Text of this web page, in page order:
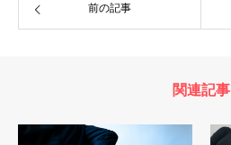
前の記事
関連記事